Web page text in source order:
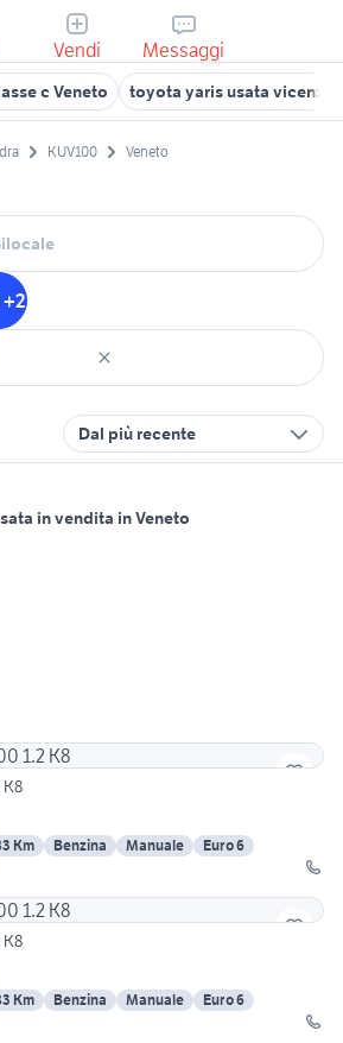
Vendi Messaggi
c Veneto toyota yaris usata vicenza
KUV100 Veneto
Dal più recente
in vendita in Veneto
K8
Km Benzina Manuale
Euro 6
K8
Km Benzina Manuale
Euro 6